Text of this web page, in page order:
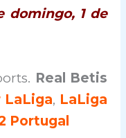
domingo, 1 de
Real Betis
LaLiga, LaLiga
Portugal